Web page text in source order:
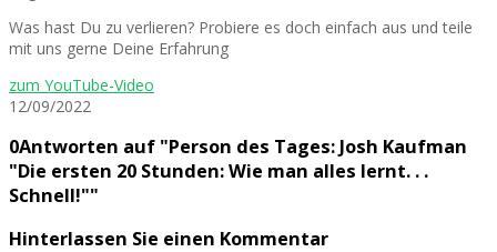
Was hast Du zu verlieren? Probiere es doch einfach aus und teile
mit uns gerne Deine Erfahrung
zum YouTube-Video
12/09/2022
0Antworten auf "Person des Tages: Josh Kaufman
"Die ersten 20 Stunden: Wie man alles lernt. . .
Schnell!""
Hinterlassen Sie einen Kommentar